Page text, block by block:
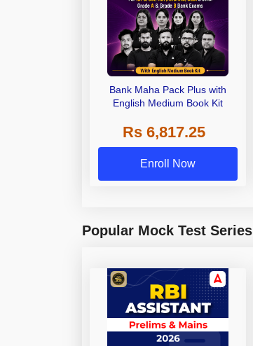
Bank Maha Pack Plus with
English Medium Book Kit
Rs 6,817.25
Enroll Now
Popular Mock Test Series